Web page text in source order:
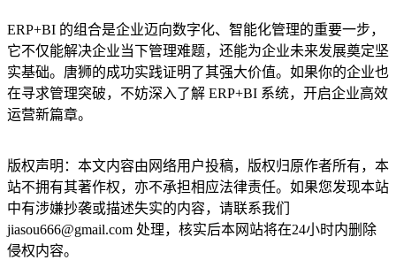
ERP+BI 的组合是企业迈向数字化、智能化管理的重要一步，
它不仅能解决企业当下管理难题，还能为企业未来发展奠定坚
实基础。唐狮的成功实践证明了其强大价值。如果你的企业也
在寻求管理突破，不妨深入了解 ERP+BI 系统，开启企业高效
运营新篇章。
版权声明：本文内容由网络用户投稿，版权归原作者所有，本
站不拥有其著作权，亦不承担相应法律责任。如果您发现本站
中有涉嫌抄袭或描述失实的内容，请联系我们
jiasou666@gmail.com 处理，核实后本网站将在24小时内删除
侵权内容。